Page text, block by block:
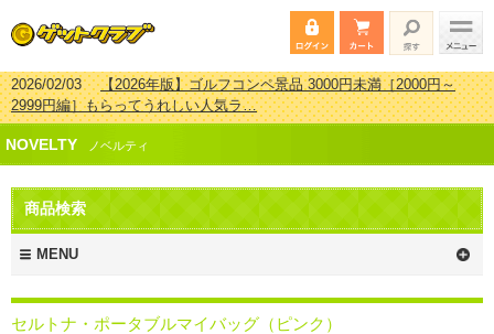
2026/02/03【2026年版】ゴルフコンペ景品 3000円未満［2000円～
2999円編］もらってうれしい人気ラ…
2026/07/15【2026年版】ビンゴゲーム景品おすすめ金額別人気ランキ
ング 更新しました！
2026/04/03【2026年版】ゴルフコンペ景品 3000円未満［2000円～
2999円編］もらってうれしい人気ラ…
2026/02/16
新しました！
NOVELTY ノベルティ
商品検索
MENU
セルトナ・ポータブルマイバッグ（ピンク）